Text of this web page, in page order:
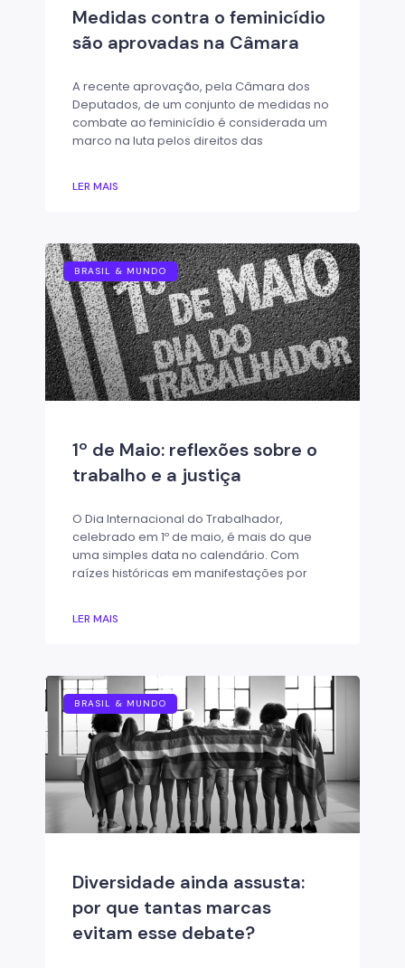
Medidas contra o feminicídio
são aprovadas na Câmara
A recente aprovação, pela Câmara dos
Deputados, de um conjunto de medidas no
combate ao feminicídio é considerada um
marco na luta pelos direitos das
LER MAIS
BRASIL & MUNDO
1º de Maio: reflexões sobre o
trabalho e a justiça
O Dia Internacional do Trabalhador,
celebrado em 1º de maio, é mais do que
uma simples data no calendário. Com
raízes históricas em manifestações por
LER MAIS
BRASIL & MUNDO
Diversidade ainda assusta:
por que tantas marcas
evitam esse debate?